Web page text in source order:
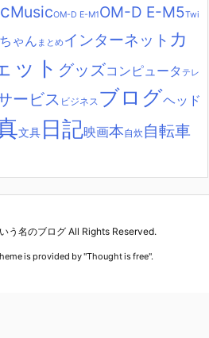
MusicOM-D E-M1OM-D E-M5Twi
ゃん まとめインターネット カ
ット グッズコンピュータ テレ
ービス ビジネス ブログヘッド
文具 日記映画本自炊 自転車
う名のブログAll Rights Reserved.
is provided by "Thought is free".